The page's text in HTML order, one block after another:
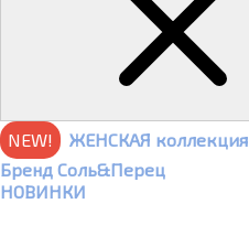
NEW!
ЖЕНСКАЯ коллекция
Бренд Соль&Перец
НОВИНКИ